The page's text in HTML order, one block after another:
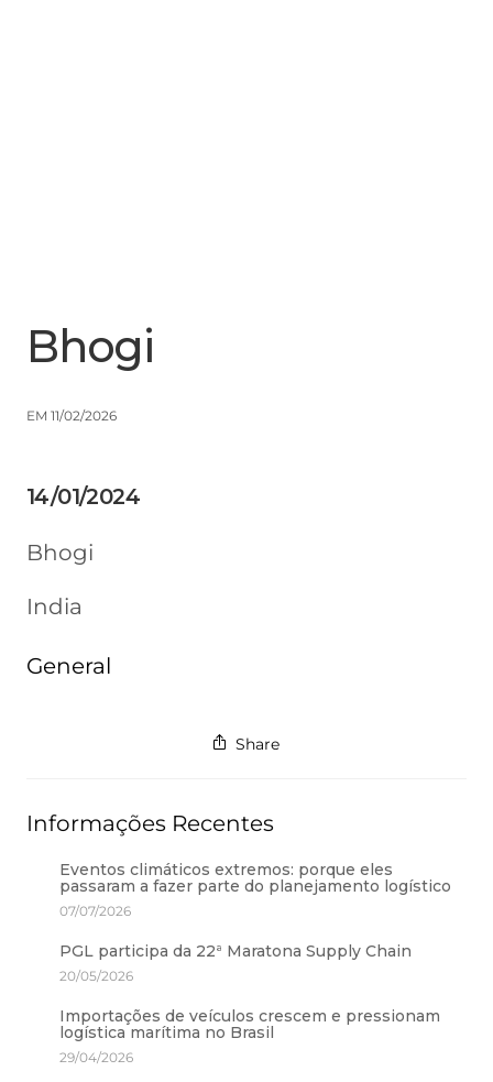
Bhogi
EM 11/02/2026
14/01/2024
Bhogi
India
General
Share
Informações Recentes
Eventos climáticos extremos: porque eles
passaram a fazer parte do planejamento logístico
07/07/2026
PGL participa da 22ª Maratona Supply Chain
20/05/2026
Importações de veículos crescem e pressionam
logística marítima no Brasil
29/04/2026